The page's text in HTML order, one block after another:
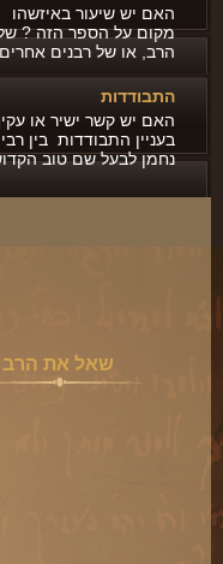
קבלת קהל
חנות ספרים
מאמרים
האם יש שיעור באיזשהו
מקום על הספר הזה ?
הרב, או של רבנים
התבודדות
האם יש קשר ישיר או
בעניין התבודדות בין רבי
נחמן לבעל שם טוב
שאל את הרב